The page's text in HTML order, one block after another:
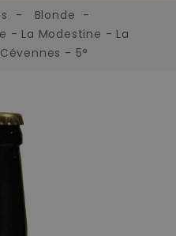
Blonde
- La Modestine - La
- 5°